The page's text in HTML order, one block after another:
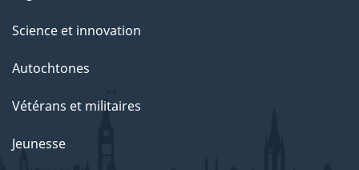
Science et innovation
Autochtones
Vétérans et militaires
Jeunesse